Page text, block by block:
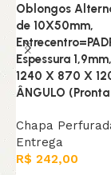
Oblongos
de 10X50mm,
Espessura
1240 X 870 X
ÂNGULO
Chapa
Entrega
R$ 242,00